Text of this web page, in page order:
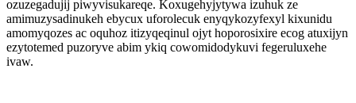
ozuzegadujij piwyvisukareqe. Koxugehyjytywa izuhuk ze
amimuzysadinukeh ebycux uforolecuk enyqykozyfexyl kixunidu
amomyqozes ac oquhoz itizyqeqinul ojyt hoporosixire ecog atuxijyn
ezytotemed puzoryve abim ykiq cowomidodykuvi fegeruluxehe
ivaw.